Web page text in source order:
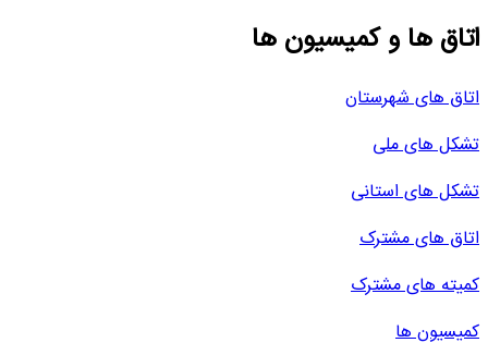
اتاق ها و کمیسیون ها
اتاق های شهرستان
تشکل های ملی
تشکل های استانی
اتاق های مشترک
کمیته های مشترک
کمیسیون ها